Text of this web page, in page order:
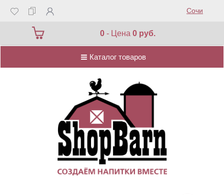
Сочи
0 - Цена0 руб.
Каталог товаров
Каталог товаров